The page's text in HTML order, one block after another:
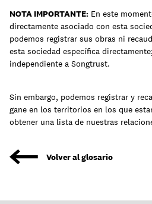
NOTA IMPORTANTE: En este
directamente asociado con esta
podemos registrar sus obras ni
esta sociedad específica
independiente a Songtrust.
Sin embargo, podemos registrar y
gane en los territorios en los que
obtener una lista de nuestras
Volver al glosario